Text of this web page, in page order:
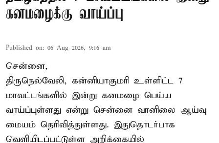
கனமழைக்கு வாய்ப்பு
Published on: 06 Aug 2026, 9:16 am
சென்னை,
திருநெல்வேலி, கன்னியாகுமரி உள்ளிட்ட 7
மாவட்டங்களில் இன்று கனமழை பெய்ய
வாய்ப்புள்ளது என்று சென்னை வானிலை ஆய்வு
மையம் தெரிவித்துள்ளது. இதுதொடர்பாக
வெளியிடப்பட்டுள்ள அறிக்கையில்